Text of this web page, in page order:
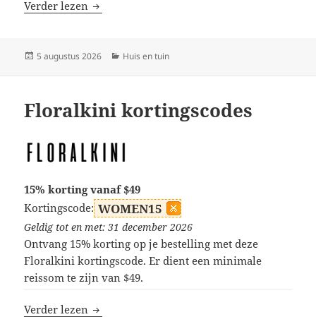
Verder lezen Buture kortingscodes
Geplaatst
5 augustus 2026 Categorieën
Huis en tuin
Floralkini kortingscodes
15% korting vanaf $49
Kortingscode: WOMEN15
Geldig tot en met: 31 december 2026
Ontvang 15% korting op je bestelling met deze
Floralkini kortingscode. Er dient een minimale
reissom te zijn van $49.
Verder lezen Floralkini kortingscodes